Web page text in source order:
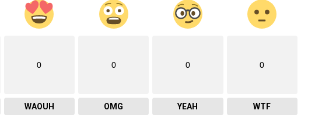
0
WAOUH
0
OMG
0
YEAH
0
WTF